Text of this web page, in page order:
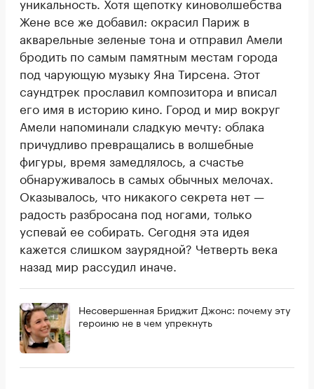
Жене все же добавил: окрасил Париж в
акварельные зеленые тона и отправил Амели
бродить по самым памятным местам города
под чарующую музыку Яна Тирсена. Этот
саундтрек прославил композитора и вписал
его имя в историю кино. Город и мир вокруг
Амели напоминали сладкую мечту: облака
причудливо превращались в волшебные
фигуры, время замедлялось, а счастье
обнаруживалось в самых обычных мелочах.
Оказывалось, что никакого секрета нет —
радость разбросана под ногами, только
успевай ее собирать. Сегодня эта идея
кажется слишком заурядной? Четверть века
назад мир рассудил иначе.
Несовершенная Бриджит Джонс: почему эту
героиню не в чем упрекнуть